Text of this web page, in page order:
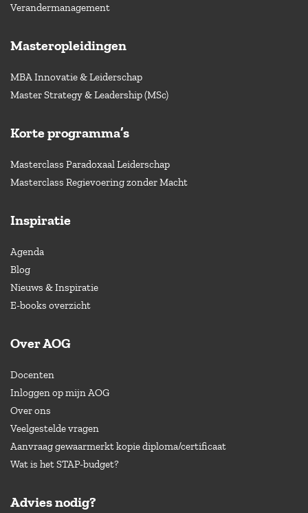
Verandermanagement
Masteropleidingen
MBA Innovatie & Leiderschap
Master Strategy & Leadership (MSc)
Korte programma’s
Masterclass Paradoxaal Leiderschap
Masterclass Regievoering zonder Macht
Inspiratie
Agenda
Blog
Nieuws & Inspiratie
E-books overzicht
Over AOG
Docenten
Inloggen op mijn AOG
Over ons
Veelgestelde vragen
Aanvraag gewaarmerkt kopie diploma/certificaat
Wat is het STAP-budget?
Advies nodig?